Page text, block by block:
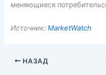
меняющиеся
Источник:MarketWatch
НАЗАД